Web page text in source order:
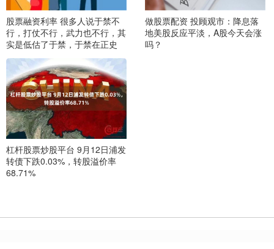
股票融资利率 很多人说于禁不
行，打仗不行，武力也不行，其
实是低估了于禁，于禁在正史
做股票配资 投顾观市：降息落
地美股反应平淡，A股今天会涨
吗？
杠杆股票炒股平台 9月12日浦发
转债下跌0.03%，转股溢价率
68.71%